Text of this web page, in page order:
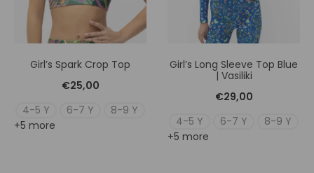
Girl’s Spark Crop Top
€25,00
4-5 Y
6-7 Y
8-9 Y
+5 more
Girl’s Long Sleeve Top Blue
| Vasiliki
€29,00
4-5 Y
6-7 Y
8-9 Y
+5 more